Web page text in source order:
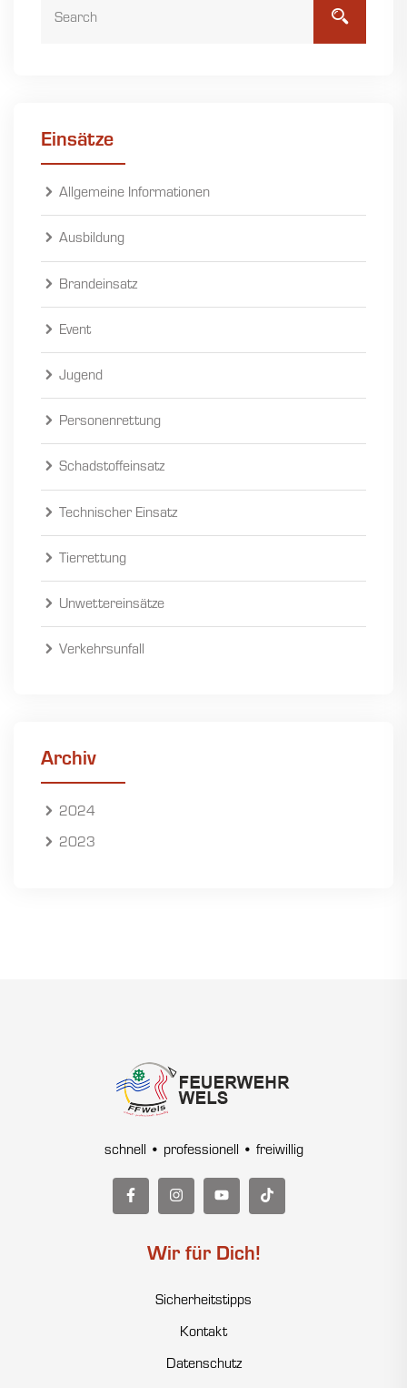
Einsätze
Allgemeine Informationen
Ausbildung
Brandeinsatz
Event
Jugend
Personenrettung
Schadstoffeinsatz
Technischer Einsatz
Tierrettung
Unwettereinsätze
Verkehrsunfall
Archiv
2024
2023
schnell • professionell • freiwillig
Wir für Dich!
Sicherheitstipps
Kontakt
Datenschutz